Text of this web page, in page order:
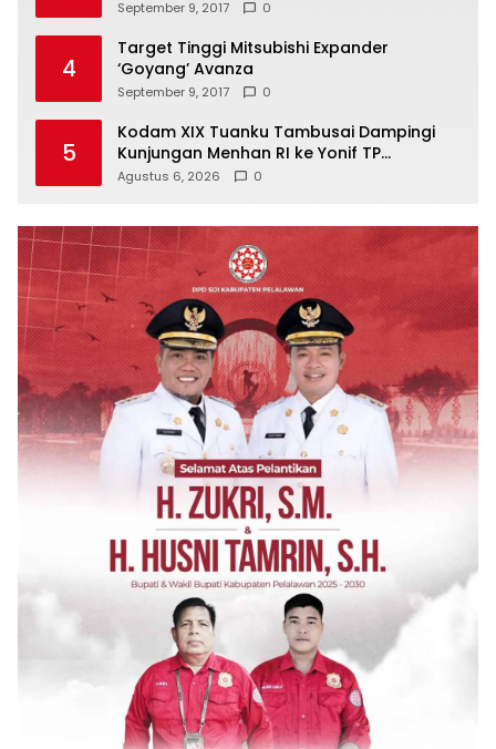
September 9, 2017 0
4
Target Tinggi Mitsubishi Expander
‘Goyang’ Avanza
September 9, 2017 0
5
Kodam XIX Tuanku Tambusai Dampingi
Kunjungan Menhan RI ke Yonif TP
952/Imam Bulqin, Perkuat Pembangunan
Agustus 6, 2026 0